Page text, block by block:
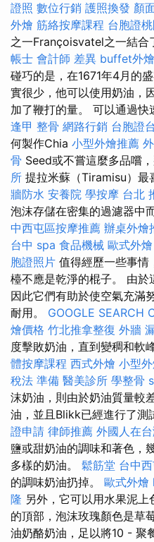
證照 數位行銷 護照換發 顏
外燴 筋絡按摩課程 台胞證
之一Françoisvatel之一結合
帳士 會計師 差異 buffet外
碰巧的是，在1671年4月的
實很少，他可以使用奶油，
加了鞭打的量。 可以通過快
逢甲 整骨 網路行銷 台胞證
何製作Chia 小型外燴推薦
骨 Seed或不嘗這麼多品嚐
所 提拉米蘇（Tiramisu）最
牆防水 安養院 學按摩 台北
泡沫存儲在密集的過濾器中
中西屯區按摩推薦 辦桌外燴
台中 spa 食品機械 歐式外燴
胞證照片 值得經歷一些事情
檯不應是乾淨的棍子。 由於
因此它們有助於使空氣充滿
耐用。 GOOGLE SEARCH
燴價格 竹北推拿整復 外牆
度擊敗奶油，直到變稠和軟
體按摩課程 西式外燴 小型
稅法 準備 醫美診所 學整骨
沫奶油，則由於奶油質量較
油，並且Blikk已經進行了測
證申請 律師推薦 外國人在
鹽或甜奶油的調味和著色，
多樣的奶油。 鬆筋堂 台中
的調味奶油扔掉。 歐式外燴
隆 另外，它可以用水果泥
的頂部，泡沫玫瑰顏色是草
油奶酪奶油，足以將10 - 聚